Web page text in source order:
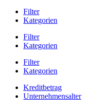
Filter
Kategorien
Filter
Kategorien
Filter
Kategorien
Kreditbetrag
Unternehmensalter